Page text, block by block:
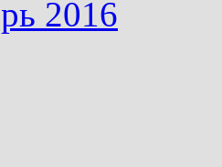
2016